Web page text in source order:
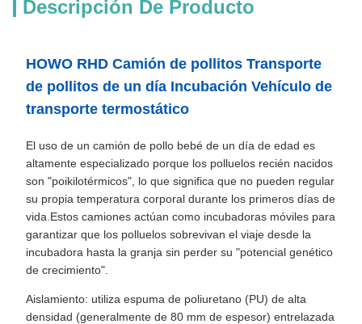
Descripción De Producto
HOWO RHD Camión de pollitos Transporte
de pollitos de un día Incubación Vehículo de
transporte termostático
El uso de un camión de pollo bebé de un día de edad es
altamente especializado porque los polluelos recién nacidos
son "poikilotérmicos", lo que significa que no pueden regular
su propia temperatura corporal durante los primeros días de
vida.Estos camiones actúan como incubadoras móviles para
garantizar que los polluelos sobrevivan el viaje desde la
incubadora hasta la granja sin perder su "potencial genético
de crecimiento".
Aislamiento: utiliza espuma de poliuretano (PU) de alta
densidad (generalmente de 80 mm de espesor) entrelazada